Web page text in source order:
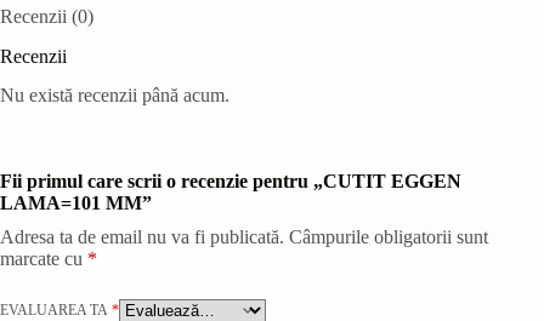
Recenzii (0)
Recenzii
Nu există recenzii până acum.
Fii primul care scrii o recenzie pentru „CUTIT EGGEN
LAMA=101 MM”
Adresa ta de email nu va fi publicată. Câmpurile obligatorii sunt
marcate cu *
EVALUAREA TA *